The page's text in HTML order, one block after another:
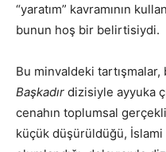
“yaratım” kavramının
bunun hoş bir belirtisiydi.
Bu minvaldeki tartışmalar,
Başkadır dizisiyle ayyuka
cenahın toplumsal
küçük düşürüldüğü, İslami